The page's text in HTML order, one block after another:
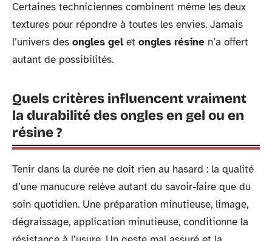
Certaines techniciennes combinent même les deux
textures pour répondre à toutes les envies. Jamais
l’univers des ongles gelet ongles résine n’a offert
autant de possibilités.
Quels critères influencent vraiment
la durabilité des ongles en gel ou en
résine ?
Tenir dans la durée ne doit rien au hasard : la qualité
d’une manucure relève autant du savoir-faire que du
soin quotidien. Une préparation minutieuse, limage,
dégraissage, application minutieuse, conditionne la